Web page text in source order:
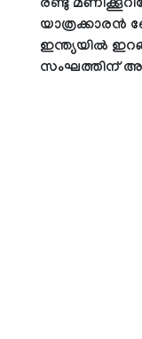
രണ്ടു
യാത്രക്കാരന്‍
ഇന്ത്യയില്‍
സംഘത്തിന്